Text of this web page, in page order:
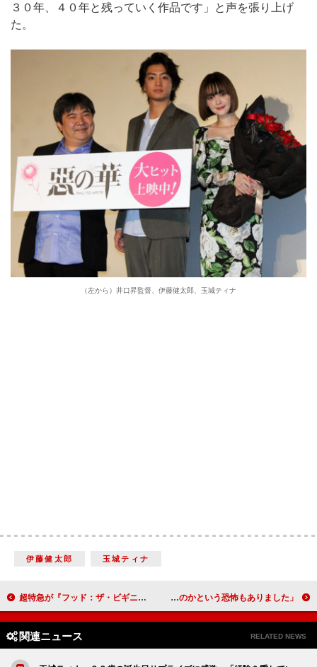
３０年、４０年と残っていく作品です」と声を張り上げ
た。
（左から）井口昇監督、伊藤健太郎、玉城ティナ
伊藤健太郎 玉城ティナ
超特急が『フッド：ザ・ビギニング』をアピール リョウガ「今までのアクション映画を超越」 小芝風花、大地震を伝えるアナウンサー役 「私に務まるのかという恐怖もありました」
関連ニュース RELATED NEWS